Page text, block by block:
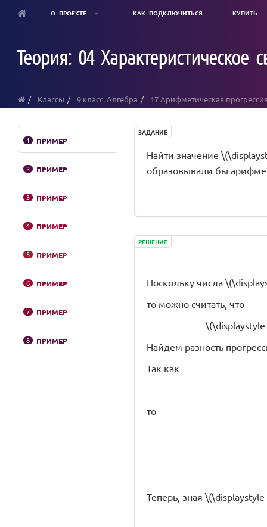
content
О ПРОЕКТЕ КАК ПОДКЛЮЧИТЬСЯ КУПИТЬ
Теория: 04 Характеристическое
Классы 9 класс. Алгебра 17 Арифметическая
1 ПРИМЕР
2 ПРИМЕР
3 ПРИМЕР
4 ПРИМЕР
5 ПРИМЕР
6 ПРИМЕР
7 ПРИМЕР
8 ПРИМЕР
ЗАДАНИЕ
Найти значение
образовывали бы
РЕШЕНИЕ
Поскольку числа
то можно считать, что
\(\displaystyle
Найдем разность
Так как
то
Теперь, зная